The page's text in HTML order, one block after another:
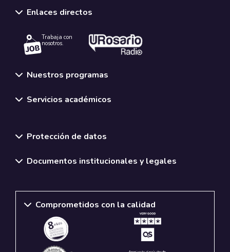
Enlaces directos
Trabaja con
nosotros.
Nuestros programas
Servicios académicos
Protección de datos
Documentos institucionales y legales
Comprometidos con la calidad